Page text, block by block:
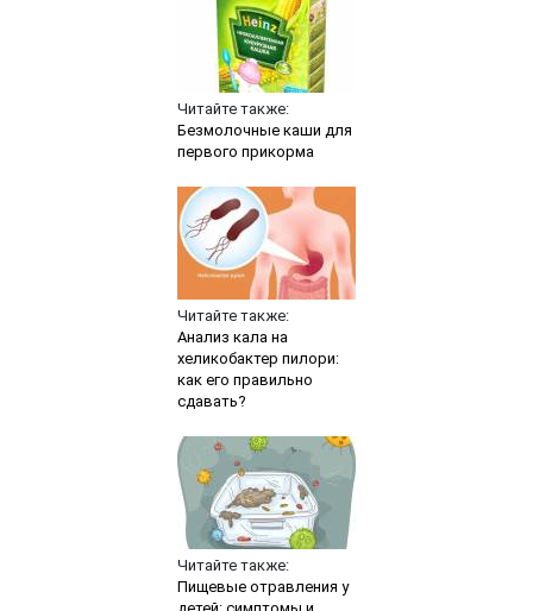
Читайте также:
Безмолочные каши для
первого прикорма
Читайте также:
Анализ кала на
хеликобактер пилори:
как его правильно
сдавать?
Читайте также:
Пищевые отравления у